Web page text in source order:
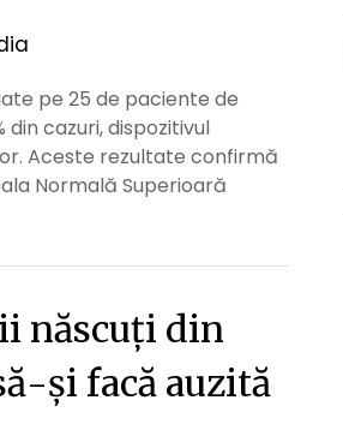
pe 25 de paciente de
cazuri, dispozitivul
Aceste rezultate confirmă
Normală Superioară
născuți din
și facă auzită